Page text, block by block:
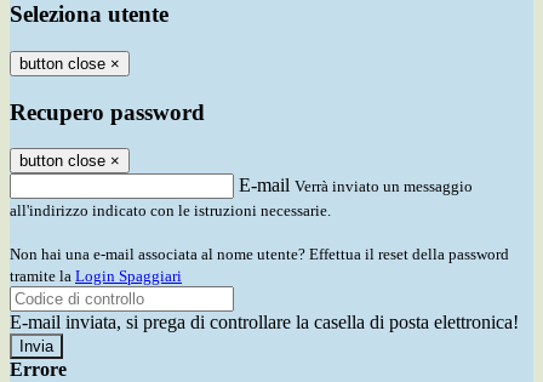
Seleziona utente
button close ×
Recupero password
button close ×
E-mail Verrà inviato un messaggio
all'indirizzo indicato con le istruzioni necessarie.
Non hai una e-mail associata al nome utente? Effettua il reset della password
tramite la Login Spaggiari
E-mail inviata, si prega di controllare la casella di posta elettronica!
Errore